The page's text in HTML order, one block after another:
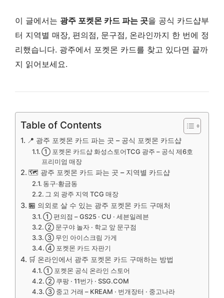
이 글에서는 광주 포켓몬 카드 파는 곳을 공식 카드샵부
터 지역별 매장, 편의점, 문구점, 온라인까지 한 번에 정
리했습니다. 광주에서 포켓몬 카드를 찾고 있다면 끝까
지 읽어보세요.
Table of Contents
📍 광주 포켓몬 카드 파는 곳 – 공식 포켓몬 카드샵
① 포켓몬 카드샵 화성스토어TCG 광주 – 공식 제6호
프리미엄 매장
🗺️ 광주 포켓몬 카드 파는 곳 – 지역별 카드샵
동구·황금동
그 외 광주 지역 TCG 매장
🏪 의외로 살 수 있는 광주 포켓몬 카드 구매처
① 편의점 – GS25 · CU · 세븐일레븐
② 문구야 놀자 · 학교 앞 문구점
③ 무인 아이스크림 가게
④ 포켓몬 카드 자판기
🛒 온라인에서 광주 포켓몬 카드 구매하는 방법
① 포켓몬 공식 온라인 스토어
② 쿠팡 · 11번가 · SSG.COM
③ 중고 거래 – KREAM · 번개장터 · 중고나라